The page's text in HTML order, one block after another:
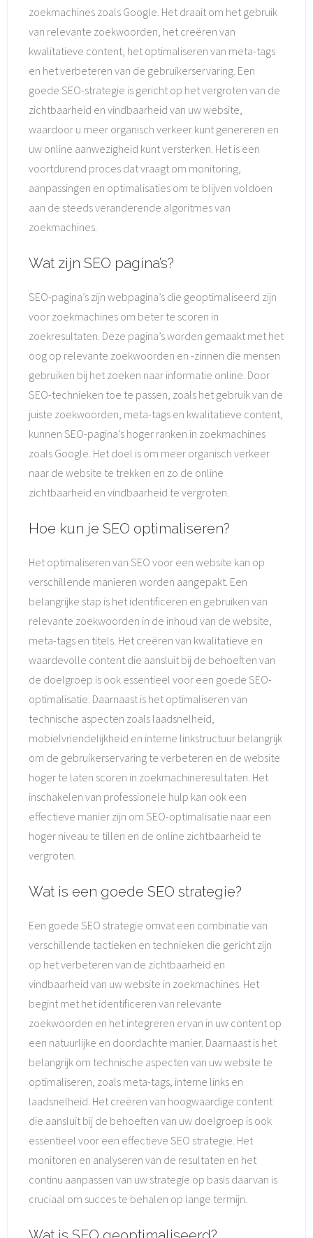
zoekmachines zoals Google. Het draait om het gebruik
van relevante zoekwoorden, het creëren van
kwalitatieve content, het optimaliseren van meta-tags
en het verbeteren van de gebruikerservaring. Een
goede SEO-strategie is gericht op het vergroten van de
zichtbaarheid en vindbaarheid van uw website,
waardoor u meer organisch verkeer kunt genereren en
uw online aanwezigheid kunt versterken. Het is een
voortdurend proces dat vraagt om monitoring,
aanpassingen en optimalisaties om te blijven voldoen
aan de steeds veranderende algoritmes van
zoekmachines.
Wat zijn SEO pagina’s?
SEO-pagina’s zijn webpagina’s die geoptimaliseerd zijn
voor zoekmachines om beter te scoren in
zoekresultaten. Deze pagina’s worden gemaakt met het
oog op relevante zoekwoorden en -zinnen die mensen
gebruiken bij het zoeken naar informatie online. Door
SEO-technieken toe te passen, zoals het gebruik van de
juiste zoekwoorden, meta-tags en kwalitatieve content,
kunnen SEO-pagina’s hoger ranken in zoekmachines
zoals Google. Het doel is om meer organisch verkeer
naar de website te trekken en zo de online
zichtbaarheid en vindbaarheid te vergroten.
Hoe kun je SEO optimaliseren?
Het optimaliseren van SEO voor een website kan op
verschillende manieren worden aangepakt. Een
belangrijke stap is het identificeren en gebruiken van
relevante zoekwoorden in de inhoud van de website,
meta-tags en titels. Het creëren van kwalitatieve en
waardevolle content die aansluit bij de behoeften van
de doelgroep is ook essentieel voor een goede SEO-
optimalisatie. Daarnaast is het optimaliseren van
technische aspecten zoals laadsnelheid,
mobielvriendelijkheid en interne linkstructuur belangrijk
om de gebruikerservaring te verbeteren en de website
hoger te laten scoren in zoekmachineresultaten. Het
inschakelen van professionele hulp kan ook een
effectieve manier zijn om SEO-optimalisatie naar een
hoger niveau te tillen en de online zichtbaarheid te
vergroten.
Wat is een goede SEO strategie?
Een goede SEO strategie omvat een combinatie van
verschillende tactieken en technieken die gericht zijn
op het verbeteren van de zichtbaarheid en
vindbaarheid van uw website in zoekmachines. Het
begint met het identificeren van relevante
zoekwoorden en het integreren ervan in uw content op
een natuurlijke en doordachte manier. Daarnaast is het
belangrijk om technische aspecten van uw website te
optimaliseren, zoals meta-tags, interne links en
laadsnelheid. Het creëren van hoogwaardige content
die aansluit bij de behoeften van uw doelgroep is ook
essentieel voor een effectieve SEO strategie. Het
monitoren en analyseren van de resultaten en het
continu aanpassen van uw strategie op basis daarvan is
cruciaal om succes te behalen op lange termijn.